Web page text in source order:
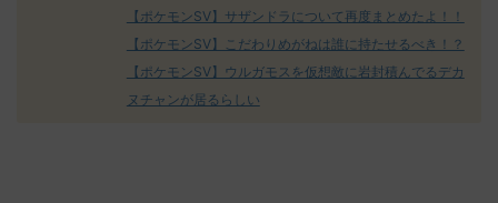
【ポケモンSV】サザンドラについて再度まとめたよ！！
【ポケモンSV】こだわりめがねは誰に持たせるべき！？
【ポケモンSV】ウルガモスを仮想敵に岩封積んでるデカ
ヌチャンが居るらしい